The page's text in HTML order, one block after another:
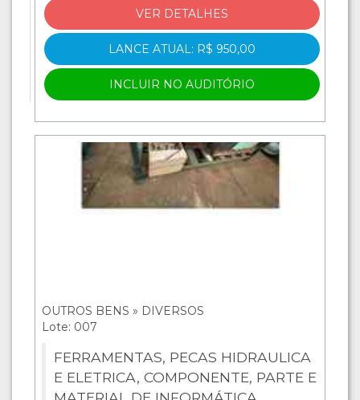
VER DETALHES
LANCE ATUAL: R$ 950,00
INCLUIR NO AUDITÓRIO
OUTROS BENS » DIVERSOS
Lote: 007
FERRAMENTAS, PECAS HIDRAULICA
E ELETRICA, COMPONENTE, PARTE E